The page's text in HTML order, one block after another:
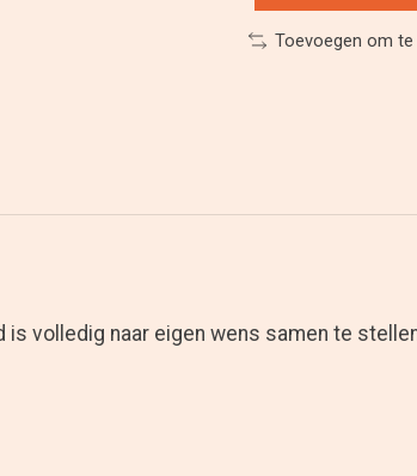
Toevoegen om te
volledig naar eigen wens samen te